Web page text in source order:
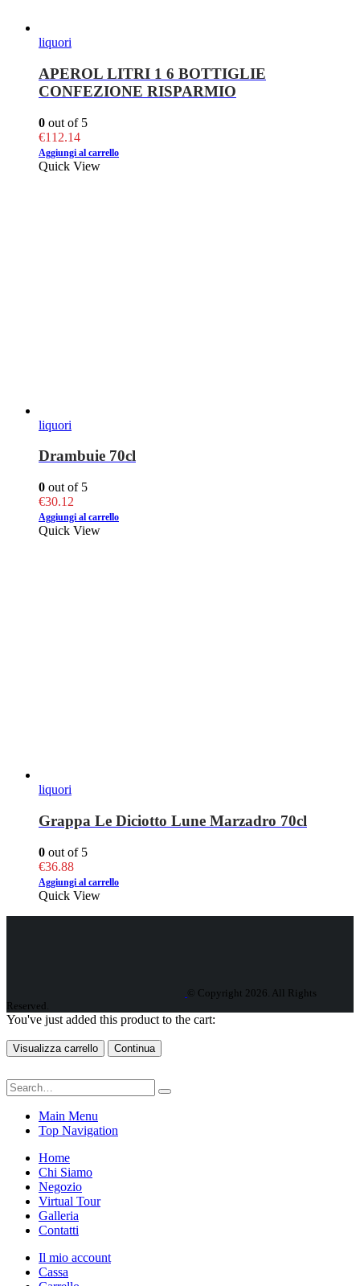
liquori
APEROL LITRI 1 6 BOTTIGLIE
CONFEZIONE RISPARMIO
0 out of 5
€112.14
Aggiungi al carrello
Quick View
liquori
Drambuie 70cl
0 out of 5
€30.12
Aggiungi al carrello
Quick View
liquori
Grappa Le Diciotto Lune Marzadro 70cl
0 out of 5
€36.88
Aggiungi al carrello
Quick View
© Copyright 2026. All Rights
Reserved.
You've just added this product to the cart:
Visualizza carrello Continua
Main Menu
Top Navigation
Home
Chi Siamo
Negozio
Virtual Tour
Galleria
Contatti
Il mio account
Cassa